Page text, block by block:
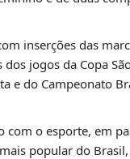
inserções das
jogos da Copa
e do Campeonato
com o esporte, em
popular do